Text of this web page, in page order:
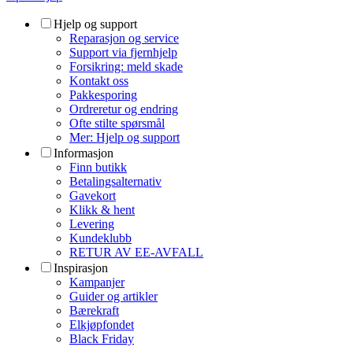
Hjelp og support
Reparasjon og service
Support via fjernhjelp
Forsikring: meld skade
Kontakt oss
Pakkesporing
Ordreretur og endring
Ofte stilte spørsmål
Mer: Hjelp og support
Informasjon
Finn butikk
Betalingsalternativ
Gavekort
Klikk & hent
Levering
Kundeklubb
RETUR AV EE-AVFALL
Inspirasjon
Kampanjer
Guider og artikler
Bærekraft
Elkjøpfondet
Black Friday